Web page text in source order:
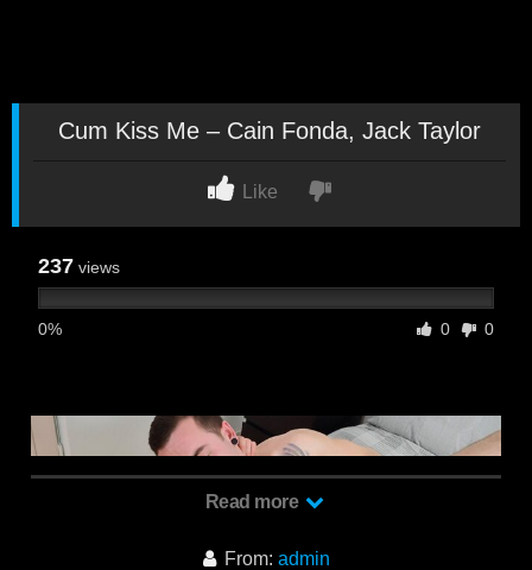
Cum Kiss Me – Cain Fonda, Jack Taylor
Like
237 views
0% 0 0
Read more
From: admin